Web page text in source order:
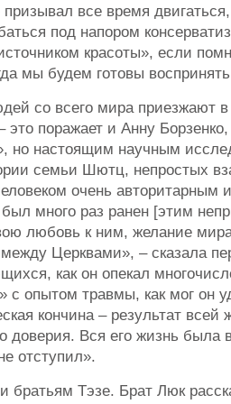
все время
под напором
красоты», если
мы будем готовы
со всего мира приезжают в
поражает и Анну
но настоящим научным
семьи Шютц, непростых
очень
много раз ранен [этим
любовь к ним, желание
Церквами», – сказала
как он опекал
с опытом травмы, как мог он
кончина – результат всей
доверия. Вся его жизнь
отступил».
братьям Тэзе. Брат Люк